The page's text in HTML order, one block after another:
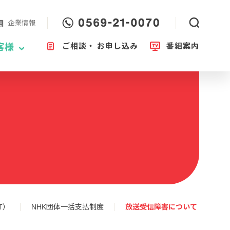
企業情報
様 ご相談・ お申し込み 番組案内
NHK団体一括支払制度 放送受信障害について